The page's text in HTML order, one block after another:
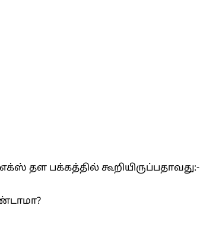
தள பக்கத்தில் கூறியிருப்பதாவது:-